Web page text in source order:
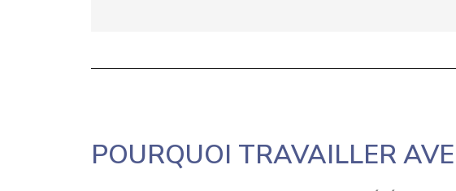
POURQUOI TRAVAILLER